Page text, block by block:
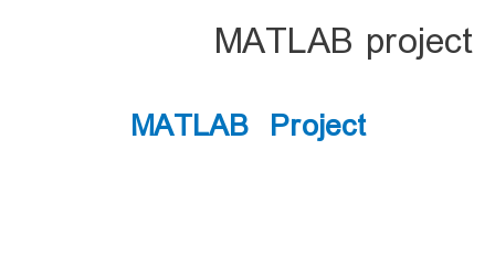
MATLAB project
MATLAB Project